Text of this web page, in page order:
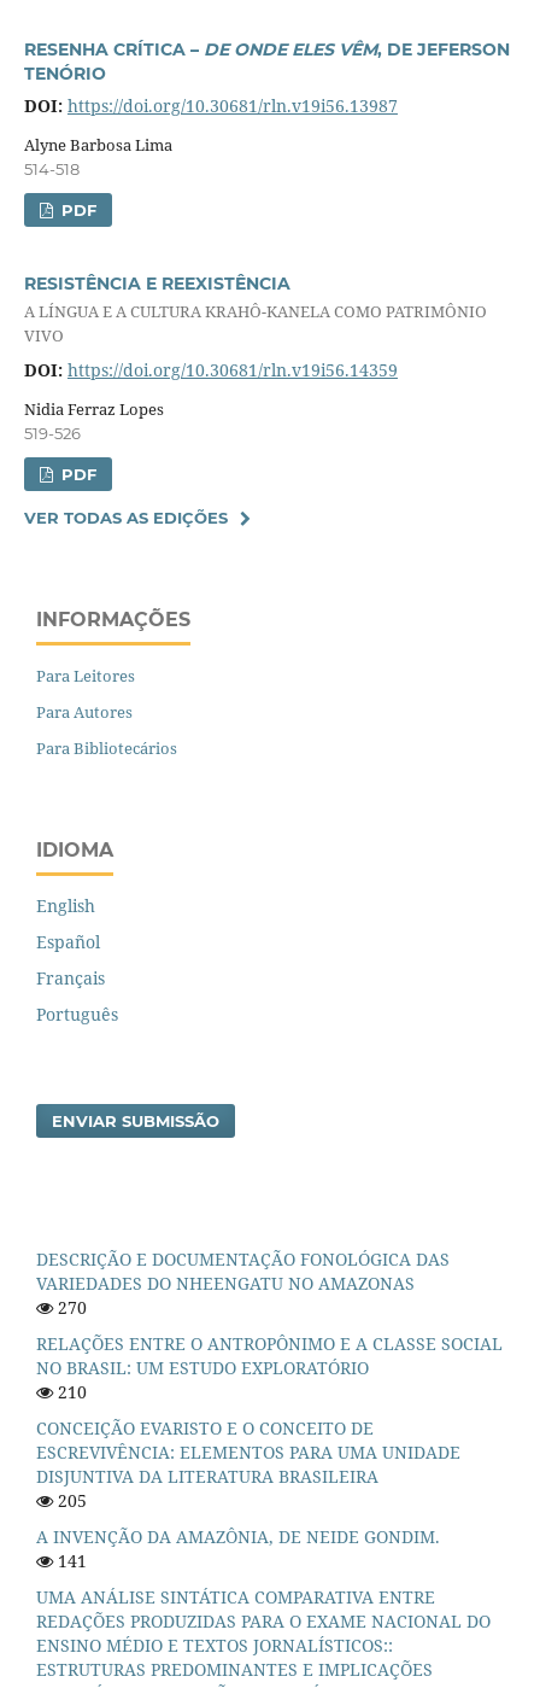
RESENHA CRÍTICA – DE ONDE ELES VÊM, DE JEFERSON
TENÓRIO
DOI: https://doi.org/10.30681/rln.v19i56.13987
Alyne Barbosa Lima
514-518
PDF
RESISTÊNCIA E REEXISTÊNCIA
A LÍNGUA E A CULTURA KRAHÔ-KANELA COMO PATRIMÔNIO
VIVO
DOI: https://doi.org/10.30681/rln.v19i56.14359
Nidia Ferraz Lopes
519-526
PDF
VER TODAS AS EDIÇÕES
INFORMAÇÕES
Para Leitores
Para Autores
Para Bibliotecários
IDIOMA
English
Español
Français
Português
ENVIAR SUBMISSÃO
DESCRIÇÃO E DOCUMENTAÇÃO FONOLÓGICA DAS
VARIEDADES DO NHEENGATU NO AMAZONAS
270
RELAÇÕES ENTRE O ANTROPÔNIMO E A CLASSE SOCIAL
NO BRASIL: UM ESTUDO EXPLORATÓRIO
210
CONCEIÇÃO EVARISTO E O CONCEITO DE
ESCREVIVÊNCIA: ELEMENTOS PARA UMA UNIDADE
DISJUNTIVA DA LITERATURA BRASILEIRA
205
A INVENÇÃO DA AMAZÔNIA, DE NEIDE GONDIM.
141
UMA ANÁLISE SINTÁTICA COMPARATIVA ENTRE
REDAÇÕES PRODUZIDAS PARA O EXAME NACIONAL DO
ENSINO MÉDIO E TEXTOS JORNALÍSTICOS::
ESTRUTURAS PREDOMINANTES E IMPLICAÇÕES